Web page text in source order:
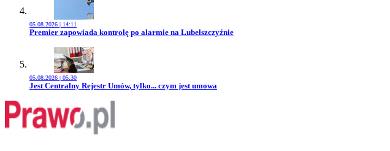
05.08.2026 | 14:11
Przejdź do artykułu:
Premier zapowiada kontrolę po alarmie na Lubelszczyźnie
05.08.2026 | 05:30
Przejdź do artykułu:
Jest Centralny Rejestr Umów, tylko... czym jest umowa